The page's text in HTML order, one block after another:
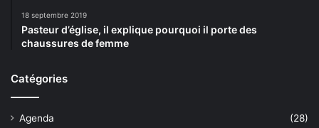
18 septembre 2019
Pasteur d’église, il explique pourquoi il porte des
chaussures de femme
Catégories
Agenda
(28)